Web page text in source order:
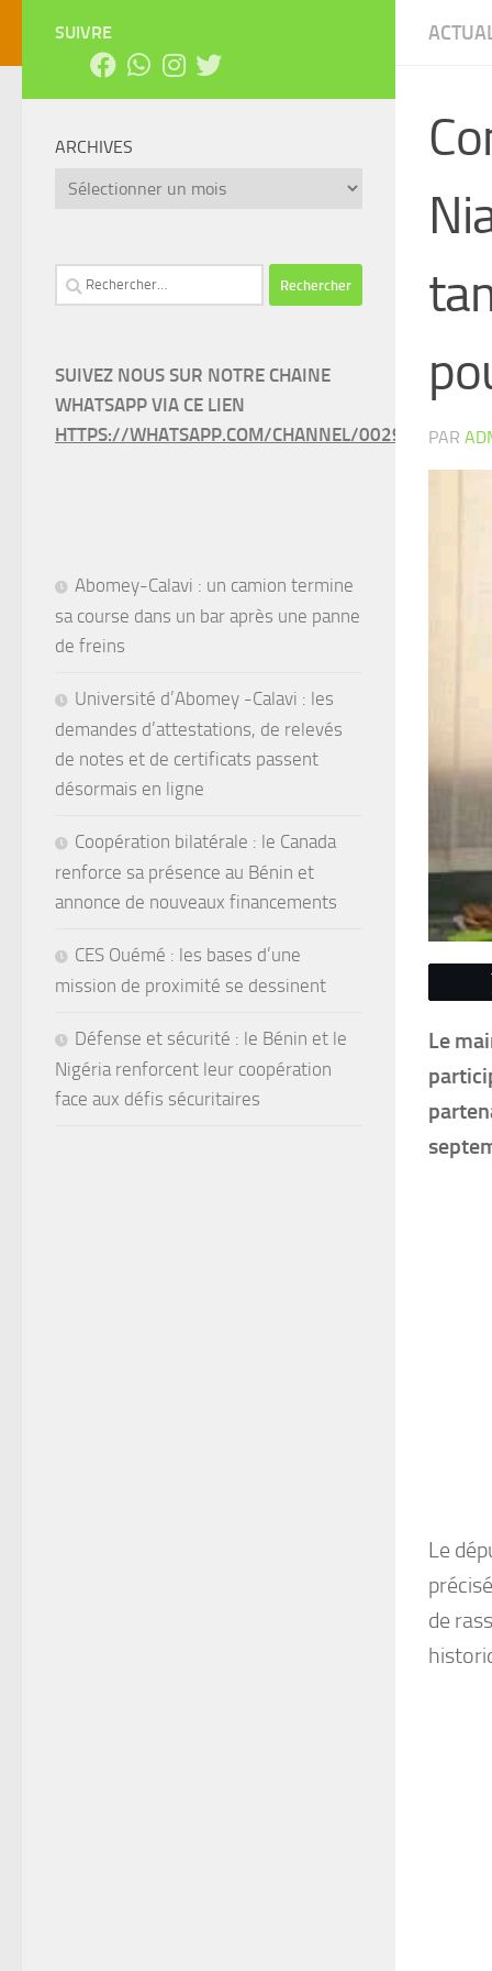
PAR
Le
Le
de
SUIVRE
ARCHIVES
Archives
Rechercher :
SUIVEZ NOUS SUR NOTRE CHAINE
WHATSAPP VIA CE LIEN
HTTPS://WHATSAPP.COM/CHANNEL/
Abomey-Calavi : un camion termine
sa course dans un bar après une panne
de freins
Université d’Abomey -Calavi : les
demandes d’attestations, de relevés
de notes et de certificats passent
désormais en ligne
Coopération bilatérale : le Canada
renforce sa présence au Bénin et
annonce de nouveaux financements
CES Ouémé : les bases d’une
mission de proximité se dessinent
Défense et sécurité : le Bénin et le
Nigéria renforcent leur coopération
face aux défis sécuritaires